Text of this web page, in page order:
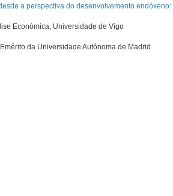
a perspectiva do desenvolvemento
Económica, Universidade de Vigo
da Universidade Autónoma de Madrid